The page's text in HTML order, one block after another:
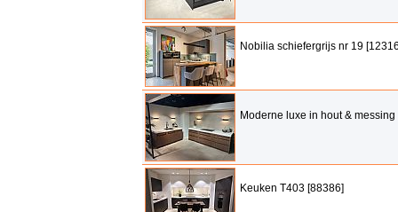
Nobilia schiefergrijs nr 19
Moderne luxe in hout &
Keuken T403 [88386]